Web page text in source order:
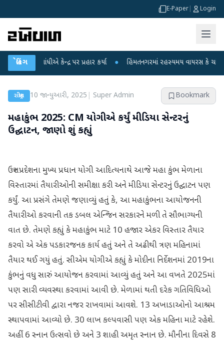
E-Paper Login
બ્રેકિંગ
ગાંધીએ કેન્દ્ર પર પ્રહાર કર્યા ● હિંમતનગરમાં રહસ્યમય વાયરસ કે ચાંદીપુરા? 6
રાષ્ટ્રીય 10 જાન્યુઆરી, 2025 Super Admin Bookmark
મહાકુંભ 2025: CM યોગીએ કર્યું મીડિયા સેન્ટરનું
ઉદ્ઘાટન, જાણો શું કહ્યું
ઉત્તર પ્રદેશના મુખ્ય પ્રધાન યોગી આદિત્યનાથે આજે મહા કુંભ મેળાના
વિસ્તારમાં તૈયારીઓની સમીક્ષા કરી અને મીડિયા સેન્ટરનું ઉદ્ઘાટન પણ
કર્યું. આ પ્રસંગે તેમણે જણાવ્યું હતું કે, આ મહાકુંભના આયોજનની
તૈયારીઓ કરવાની તક ડબલ એન્જિન સરકારને મળી તે સૌભાગ્યની
વાત છે. તેમણે કહ્યું કે મહાકુંભ માટે 10 હજાર એકર વિસ્તાર તૈયાર
કરવો એ એક પડકારજનક કાર્ય હતું અને તે અઢીથી ત્રણ મહિનામાં
તૈયાર થઈ ગયું હતું. સીએમ યોગીએ કહ્યું કે મોદીના નિર્દેશનમાં 2019ના
કુંભનું વધુ સારું આયોજન કરવામાં આવ્યું હતું અને આ વખતે 2025માં
પણ સારી વ્યવસ્થા કરવામાં આવી છે. મેળામાં થતી દરેક ગતિવિધિઓ
પર સીસીટીવી દ્વારા નજર રાખવામાં આવશે. 13 અખાડાઓનો આશ્રમ
સ્થાપવામાં આવ્યો છે. 30 લાખ કલ્પવાસી પણ એક મહિના માટે રહેશે.
અહીં 6 સ્નાન ઉત્સવો છે અને 3 શાહી અમૃત સ્નાન છે. મૌનીના દિવસે 8